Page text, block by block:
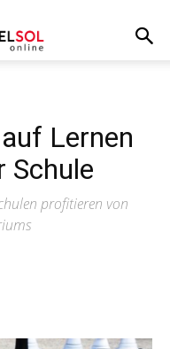
Lernen
Schule
profitieren von